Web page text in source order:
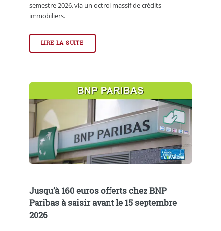
semestre 2026, via un octroi massif de crédits
immobiliers.
LIRE LA SUITE
Jusqu’à 160 euros offerts chez BNP
Paribas à saisir avant le 15 septembre
2026